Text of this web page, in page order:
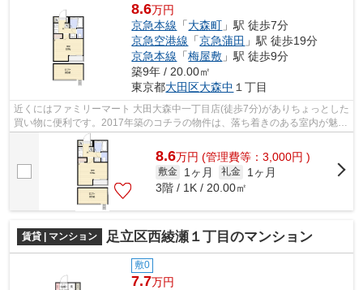
8.6万円
京急本線 「大森町 」駅 徒歩7分
京急空港線 「京急蒲田 」駅 徒歩19分
京急本線 「梅屋敷 」駅 徒歩9分
築9年 / 20.00㎡
東京都大田区大森中 １丁目
近くにはファミリーマート 大田大森中一丁目店(徒歩7分)がありちょっとした
買い物に便利です。2017年築のコチラの物件は、落ち着きのある室内が魅力
的です。こちらの物件はアパートで...
8.6万円 (管理費等：3,000円 )
敷金 1ヶ月 礼金
1ヶ月
3階 / 1K / 20.00㎡
賃貸 | マンション 足立区西綾瀬１丁目のマンション
敷0
7.7万円